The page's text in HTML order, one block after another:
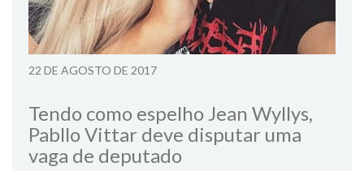
22 DE AGOSTO DE 2017
Tendo como espelho Jean Wyllys,
Pabllo Vittar deve disputar uma
vaga de deputado